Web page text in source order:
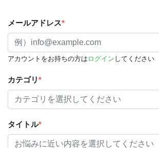
メールアドレス*
アカウントをお持ちの方は ログイン してください
カテゴリ*
タイトル*